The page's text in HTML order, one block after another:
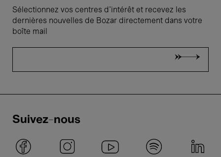
Sélectionnez vos centres d'intérêt et recevez les
dernières nouvelles de Bozar directement dans votre
boîte mail
Suivez-nous